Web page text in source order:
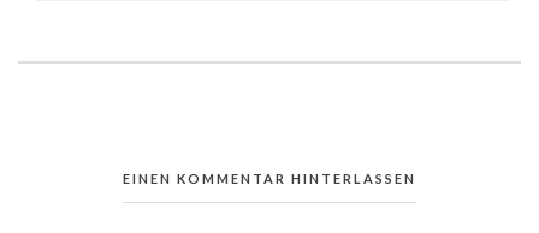
EINEN KOMMENTAR HINTERLASSEN